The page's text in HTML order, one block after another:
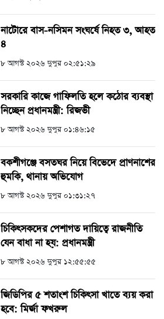
নাটোরে বাস-নসিমন সংঘর্ষে নিহত ৩, আহত
৪
৮ আগস্ট ২০২৬ দুপুর ০২:৫১:২৯
সরকারি কাজে গাফিলতি হলে কঠোর ব্যবস্থা
নিচ্ছেন প্রধানমন্ত্রী: রিজভী
৮ আগস্ট ২০২৬ দুপুর ০১:৪৬:১৫
বকশীগঞ্জে বসতঘর নিয়ে বিভেদে প্রাণনাশের
হুমকি, থানায় অভিযোগ
৮ আগস্ট ২০২৬ দুপুর ০১:৩১:২৭
চিকিৎসকদের পেশাগত দায়িত্বে রাজনীতি
যেন বাধা না হয়: প্রধানমন্ত্রী
৮ আগস্ট ২০২৬ দুপুর ১২:৫৫:৫৫
জিডিপির ৫ শতাংশ চিকিৎসা খাতে ব্যয় করা
হবে: মির্জা ফখরুল